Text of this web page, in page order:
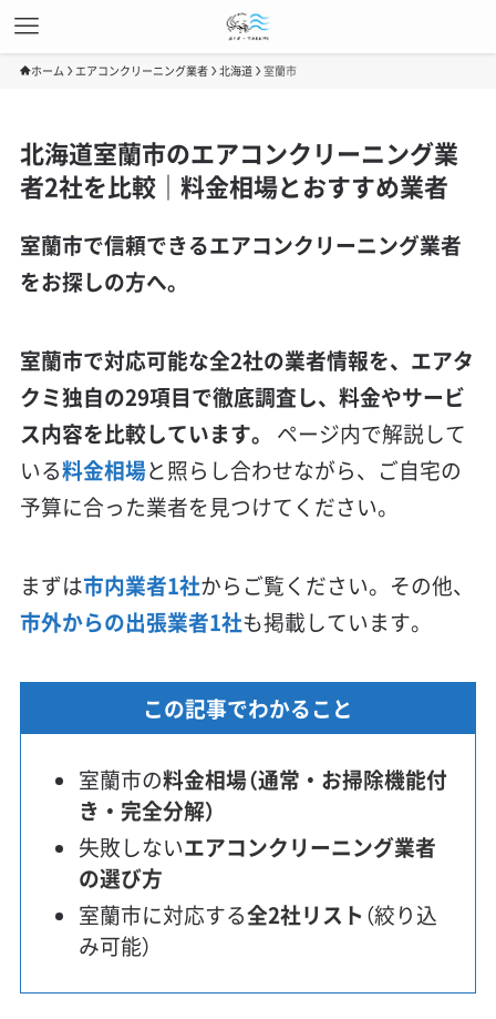
ホーム エアコンクリーニング業者 北海道 室蘭市
北海道室蘭市のエアコンクリーニング業
者2社を比較｜料金相場とおすすめ業者
室蘭市で信頼できるエアコンクリーニング業者
をお探しの方へ。
室蘭市で対応可能な全2社の業者情報を、エアタ
クミ独自の29項目で徹底調査し、料金やサービ
ス内容を比較しています。
ページ内で解説して
いる料金相場と照らし合わせながら、ご自宅の
予算に合った業者を見つけてください。
まずは市内業者1社からご覧ください。その他、
市外からの出張業者1社も掲載しています。
この記事でわかること
室蘭市の料金相場（通常・お掃除機能付
き・完全分解）
失敗しないエアコンクリーニング業者
の選び方
室蘭市に対応する全2社リスト （絞り込
み可能）